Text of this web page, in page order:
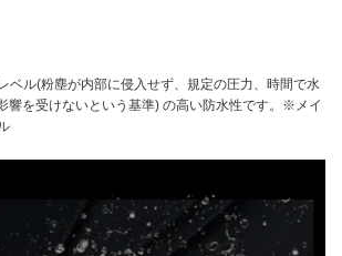
ベル(粉塵が内部に侵入せず、規定の圧力、時間で水
響を受けないという基準) の高い防水性です。※メイ